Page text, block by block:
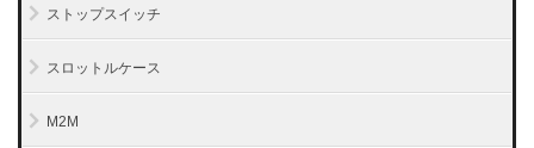
ストップスイッチ
スロットルケース
M2M